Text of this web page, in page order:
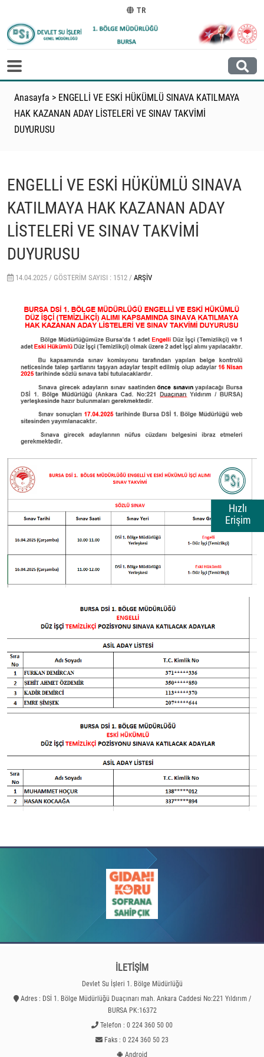
Hızlı
Erişim
TR
Anasayfa > ENGELLİ VE ESKİ HÜKÜMLÜ SINAVA KATILMAYA
HAK KAZANAN ADAY LİSTELERİ VE SINAV TAKVİMİ
DUYURUSU
ENGELLİ VE ESKİ HÜKÜMLÜ SINAVA
KATILMAYA HAK KAZANAN ADAY
LİSTELERİ VE SINAV TAKVİMİ
DUYURUSU
14.04.2025 / GÖSTERIM SAYISI : 1512 / ARŞIV
İLETİŞİM
Devlet Su İşleri 1. Bölge Müdürlüğü
Adres : DSİ 1. Bölge Müdürlüğü Duaçınarı mah. Ankara Caddesi No:221 Yıldırım /
BURSA PK:16372
Telefon : 0 224 360 50 00
Faks : 0 224 360 50 23
Android